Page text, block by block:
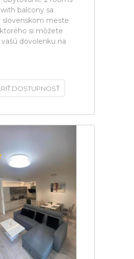
balcony sa
slovenskom meste
si môžete
dovolenku na
DOSTUPNOSŤ